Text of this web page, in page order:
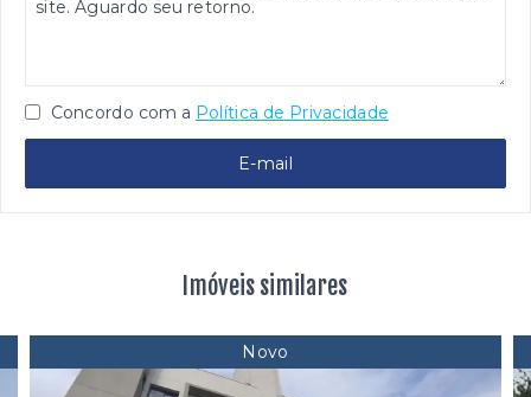
Concordo com a Política de Privacidade
E-mail
Imóveis similares
Novo